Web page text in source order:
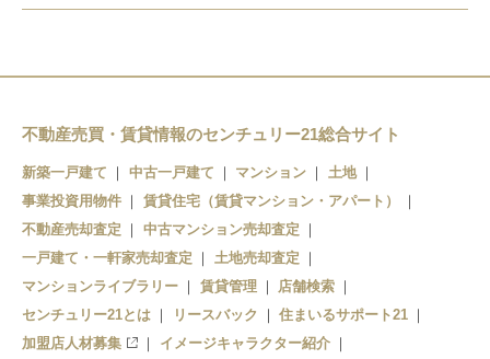
北千住
六町
不動産売買・賃貸情報のセンチュリー21総合サイト
新築一戸建て 中古一戸建て マンション
土地
事業投資用物件
賃貸住宅（賃貸マンション・アパート）
不動産売却査定
中古マンション売却査定
一戸建て・一軒家売却査定
土地売却査定
マンションライブラリー
賃貸管理
店舗検索
センチュリー21とは
リースバック
住まいるサポート21
加盟店人材募集
イメージキャラクター紹介